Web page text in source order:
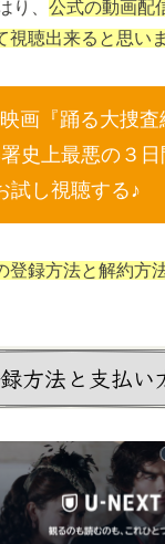
り、 公式の動画配
聴出来ると思いま
画『踊る大捜査
史上最悪の３日
試し視聴する♪
登録方法と解約方
方法と支払い